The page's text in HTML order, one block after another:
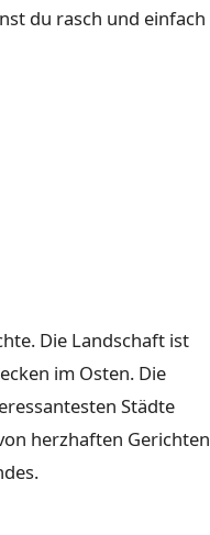
du rasch und einfach
Die Landschaft ist
im Osten. Die
Städte
herzhaften Gerichten